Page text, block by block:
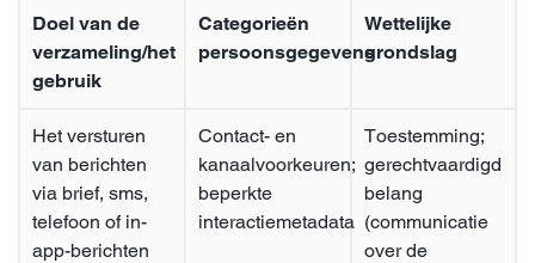
Doel van de
verzameling/het
gebruik
Categorieën
persoonsgegevens
Wettelijke
grondslag
Het versturen
van berichten
via brief, sms,
telefoon of in-
app-berichten
Contact- en
kanaalvoorkeuren;
beperkte
interactiemetadata
Toestemming;
gerechtvaardigd
belang
(communicatie
over de